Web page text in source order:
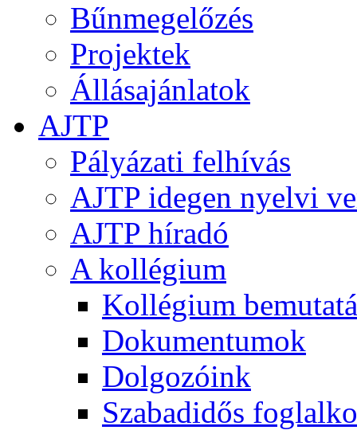
Bűnmegelőzés
Projektek
Állásajánlatok
AJTP
Pályázati felhívás
AJTP idegen nyelvi
AJTP híradó
A kollégium
Kollégium
Dokumentumok
Dolgozóink
Szabadidős